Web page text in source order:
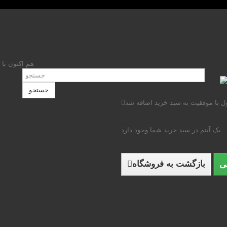
هم اکنون
جستجو
با موفقیت به سبد خرید اضافه شد
یک آیتم در سبد خرید شما وجود دارد.
بازگشت به فروشگاه